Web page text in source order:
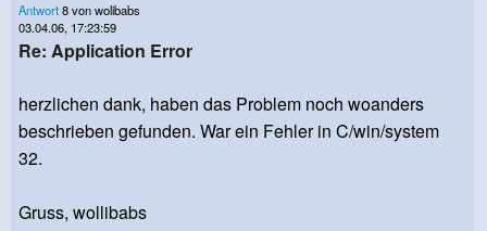
Antwort8 von wolibabs
03.04.06, 17:23:59
Re: Application Error
herzlichen dank, haben das Problem noch woanders
beschrieben gefunden. War ein Fehler in C/win/system
32.
Gruss, wollibabs